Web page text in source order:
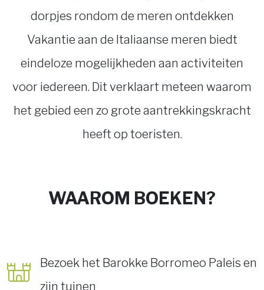
dorpjes rondom de meren ontdekken
Vakantie aan de Italiaanse meren biedt
eindeloze mogelijkheden aan activiteiten
voor iedereen. Dit verklaart meteen waarom
het gebied een zo grote aantrekkingskracht
heeft op toeristen.
WAAROM BOEKEN?
Bezoek het Barokke Borromeo Paleis en
zijn tuinen